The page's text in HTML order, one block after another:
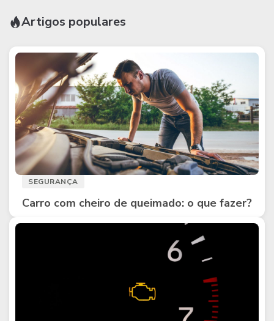
Artigos populares
SEGURANÇA
Carro com cheiro de queimado: o que fazer?